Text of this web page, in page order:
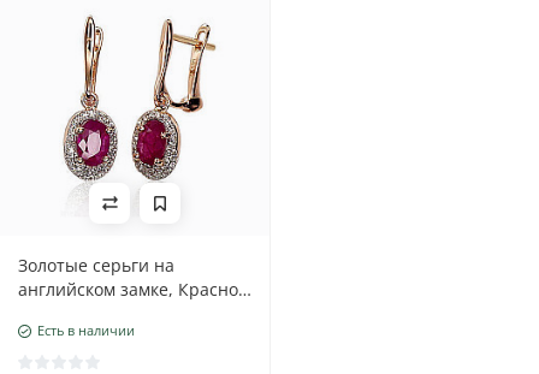
Золотые серьги на
английском замке, Красное
(покрытие) , Бриллианты ,
Есть в наличии